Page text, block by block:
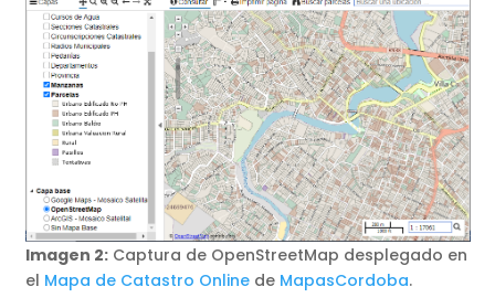
Imagen 2:Captura de OpenStreetMap desplegado en
el Mapa de Catastro Onlinede MapasCordoba.